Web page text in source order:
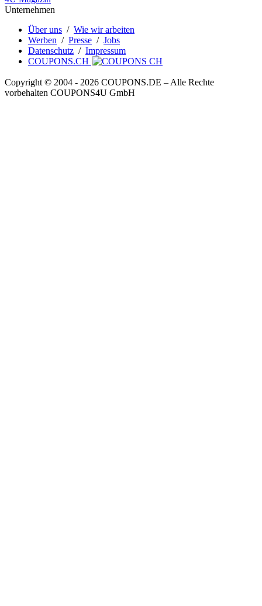
Unternehmen
Über uns / Wie wir arbeiten
Werben / Presse / Jobs
Datenschutz / Impressum
COUPONS.CH
Copyright © 2004 ‐ 2026 COUPONS.DE – Alle Rechte
vorbehalten COUPONS4U GmbH